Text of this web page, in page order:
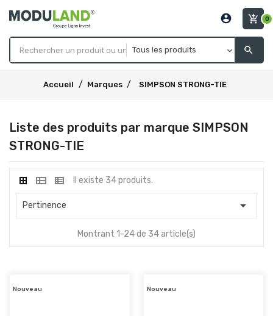
add_shopping_cart 0
account_circle
search
Accueil Marques SIMPSON STRONG-TIE
Liste des produits par marque SIMPSON
STRONG-TIE
Il existe 34 produits.
Pertinence 
Montrant 1-24 de 34 article(s)
Nouveau Nouveau